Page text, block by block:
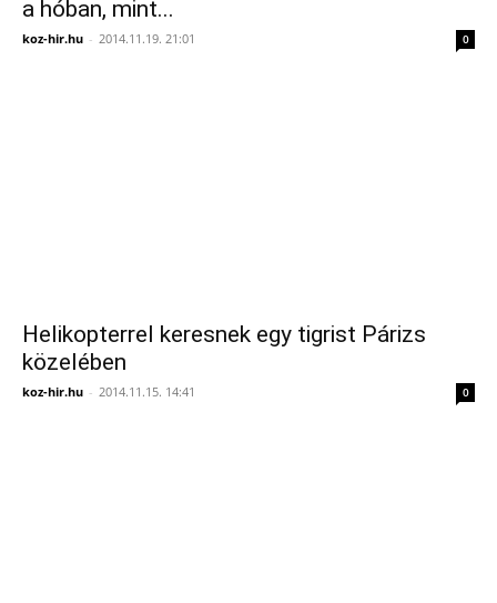
a hóban, mint...
koz-hir.hu - 2014.11.19. 21:01 0
Helikopterrel keresnek egy tigrist Párizs
közelében
koz-hir.hu - 2014.11.15. 14:41 0